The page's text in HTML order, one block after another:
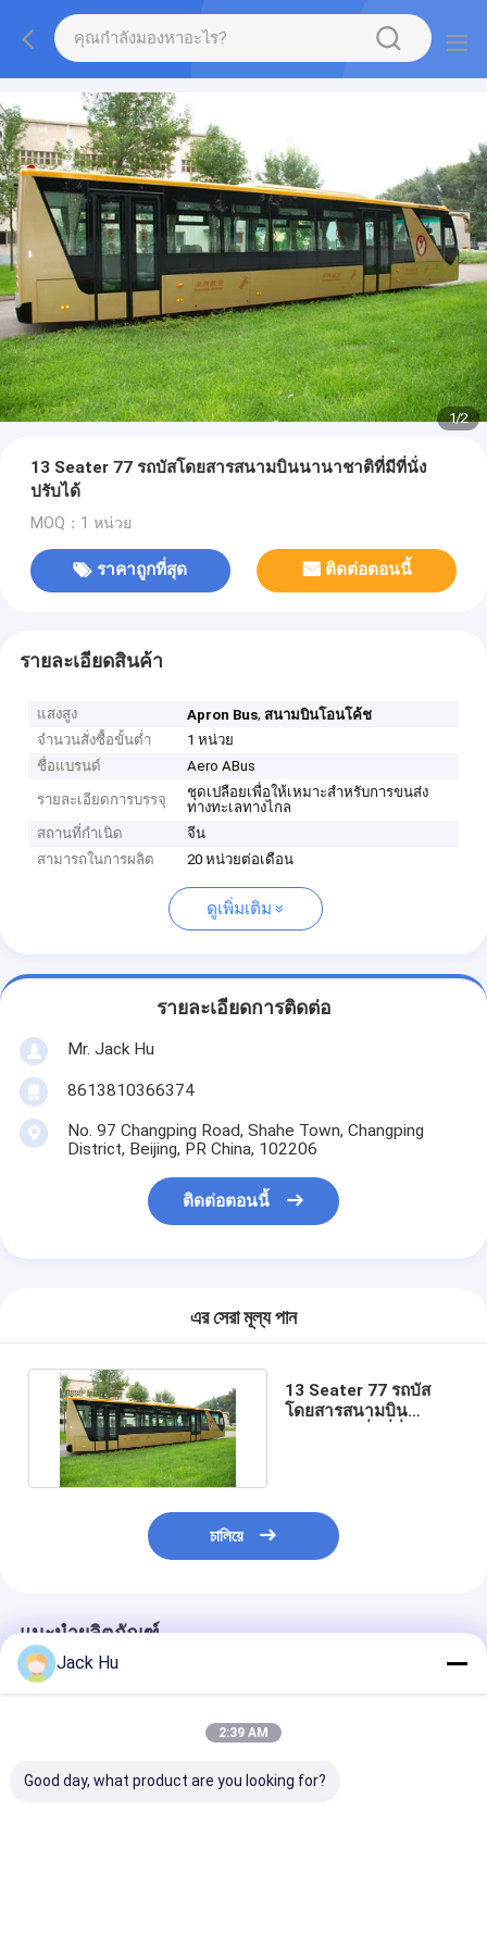
1/2
13 Seater 77 รถบัสโดยสารสนามบินนานาชาติที่มีที่นั่ง
ปรับได้
MOQ：1 หน่วย
ราคาถูกที่สุด ติดต่อตอนนี้
รายละเอียดสินค้า
แสงสูง Apron Bus,สนามบินโอนโค้ช
จำนวนสั่งซื้อขั้นต่ำ
1 หน่วย
ชื่อแบรนด์
Aero ABus
รายละเอียดการบรรจุ
ชุดเปลือยเพื่อให้เหมาะสำหรับการขนส่ง
ทางทะเลทางไกล
สถานที่กำเนิด
จีน
สามารถในการผลิต
20 หน่วยต่อเดือน
ดูเพิ่มเติม
รายละเอียดการติดต่อ
Mr. Jack Hu
8613810366374
No. 97 Changping Road, Shahe Town, Changping
District, Beijing, PR China, 102206
ติดต่อตอนนี้
এর সেরা মূল্য পান
13 Seater 77 รถบัส
โดยสารสนามบิน
চালিয়ে
แนะนำผลิตภัณฑ์
Jack Hu
2:39 AM
Good day, what product are you looking for?